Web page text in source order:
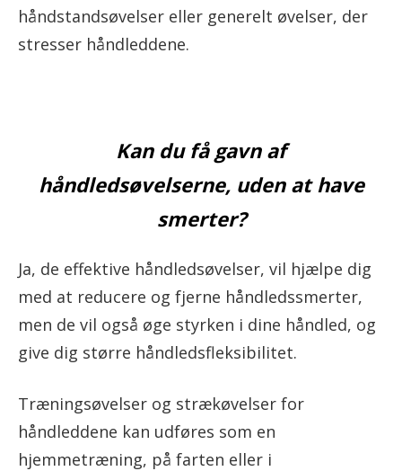
håndstandsøvelser eller generelt øvelser, der
stresser håndleddene.
Kan du få gavn af
håndledsøvelserne, uden at have
smerter?
Ja, de effektive håndledsøvelser, vil hjælpe dig
med at reducere og fjerne håndledssmerter,
men de vil også øge styrken i dine håndled, og
give dig større håndledsfleksibilitet.
Træningsøvelser og strækøvelser for
håndleddene kan udføres som en
hjemmetræning, på farten eller i